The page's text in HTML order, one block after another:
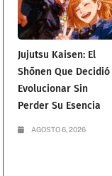
Jujutsu Kaisen: El
Shōnen Que Decidió
Evolucionar Sin
Perder Su Esencia
AGOSTO 6, 2026